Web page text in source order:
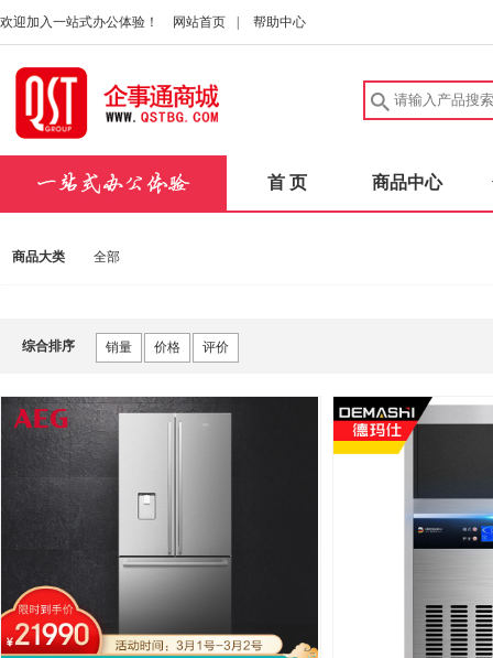
欢迎加入一站式办公体验！ 网站首页 帮助中心
首 页 商品中心
商品大类 全部
综合排序 销量 价格 评价